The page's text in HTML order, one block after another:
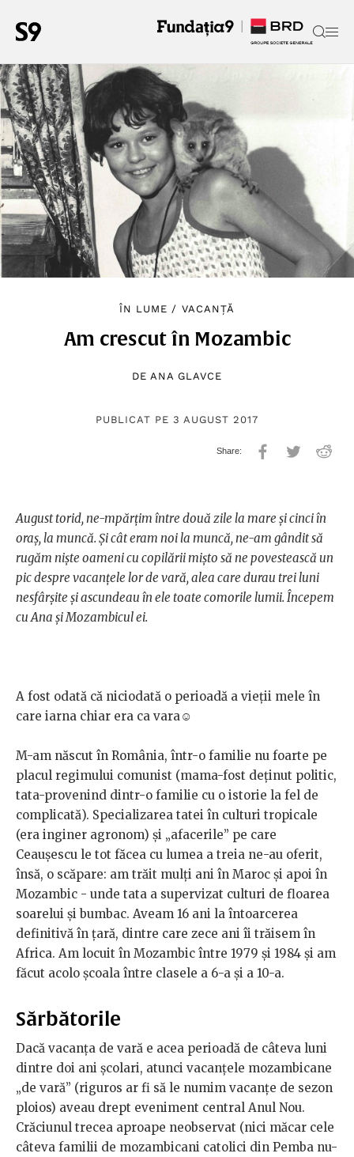
ÎN LUME / VACANȚĂ
Am crescut în Mozambic
DE ANA GLAVCE
PUBLICAT PE 3 AUGUST 2017
August torid, ne-mpărțim între două zile la mare și cinci în
oraș, la muncă. Și cât eram noi la muncă, ne-am gândit să
rugăm niște oameni cu copilării mișto să ne povestească un
pic despre vacanțele lor de vară, alea care durau trei luni
nesfârșite și ascundeau în ele toate comorile lumii. Începem
cu Ana și Mozambicul ei.
A fost odată că niciodată o perioadă a vieţii mele în
care iarna chiar era ca vara☺
M-am născut în România, într-o familie nu foarte pe
placul regimului comunist (mama-fost deținut politic,
tata-provenind dintr-o familie cu o istorie la fel de
complicată). Specializarea tatei în culturi tropicale
(era inginer agronom) și „afacerile” pe care
Ceaușescu le tot făcea cu lumea a treia ne-au oferit,
însă, o scăpare: am trăit mulți ani în Maroc și apoi în
Mozambic - unde tata a supervizat culturi de floarea
soarelui și bumbac. Aveam 16 ani la întoarcerea
definitivă în țară, dintre care zece ani îi trăisem în
Africa. Am locuit în Mozambic între 1979 și 1984 și am
făcut acolo școala între clasele a 6-a și a 10-a.
Sărbătorile
Dacă vacanţa de vară e acea perioadă de câteva luni
dintre doi ani şcolari, atunci vacanţele mozambicane
„de vară” (riguros ar fi să le numim vacanţe de sezon
ploios) aveau drept eveniment central Anul Nou.
Crăciunul trecea aproape neobservat (nici măcar cele
câteva familii de mozambicani catolici din Pemba nu-